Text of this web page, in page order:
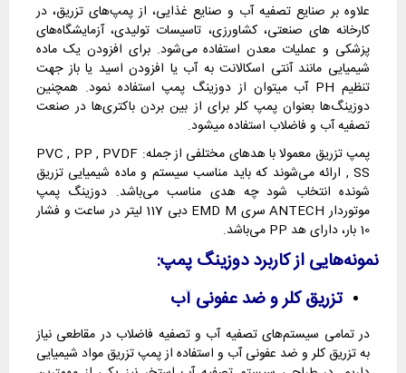
علاوه بر صنایع تصفیه آب و صنایع غذایی، از پمپ‌های تزریق، در
کارخانه های صنعتی، کشاورزی، تاسیسات تولیدی، آزمایشگاه‌های
پزشکی و عملیات معدن استفاده می‌شود. برای افزودن یک ماده
شیمیایی مانند آنتی اسکالانت به آب یا افزودن اسید یا باز جهت
تنظیم PH آب میتوان از دوزینگ پمپ استفاده نمود. همچنین
دوزینگ‌ها بعنوان پمپ کلر برای از بین بردن باکتری‌ها در صنعت
تصفیه آب و فاضلاب استفاده میشود.
پمپ تزریق معمولا با هدهای مختلفی از جمله: PVC , PP , PVDF
, SS ارائه می‌شوند که باید مناسب سیستم و ماده شیمیایی تزریق
شونده انتخاب شود چه هدی مناسب می‌باشد. دوزینگ پمپ
موتوردار ANTECH سری EMD M دبی 117 لیتر در ساعت و فشار
10 بار، دارای هد PP می‌باشد.
نمونه‌هایی از کاربرد دوزینگ پمپ:
تزریق کلر و ضد عفونی آب
در تمامی سیستم‌های تصفیه آب و تصفیه فاضلاب در مقاطعی نیاز
به تزریق کلر و ضد عفونی آب و استفاده از پمپ تزریق مواد شیمیایی